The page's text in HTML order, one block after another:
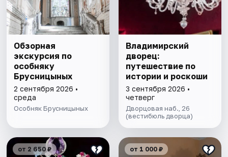
Обзорная
экскурсия по
особняку
Брусницыных
2 сентября 2026 •
среда
Особняк Брусницыных
Владимирский
дворец:
путешествие по
истории и роскоши
3 сентября 2026 •
четверг
Дворцовая наб., 26
(вестибюль дворца)
от 2 650 ₽ от 1 000 ₽